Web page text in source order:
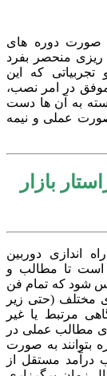
دوره های
منحصر بفرد
که این
در امر نصب،
به آن ها دست
عملی و نیمه
بازار
دوربین
تا مطالب و
که تمام فن
(حتی زیر
مرتبط یا غیر
مطالب عملی در
به صورت
مستقل از